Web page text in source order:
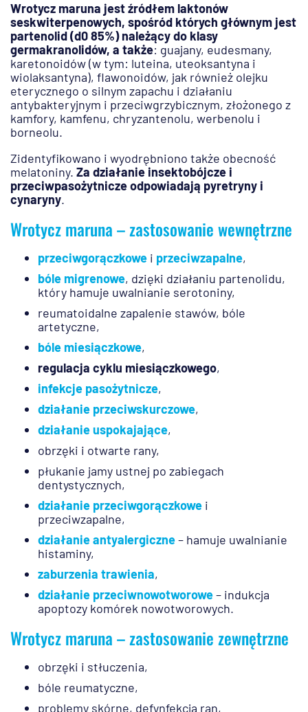
Wrotycz maruna jest źródłem laktonów
seskwiterpenowych, spośród których głównym jest
partenolid (d0 85%) należący do klasy
germakranolidów, a także: guajany, eudesmany,
karetonoidów (w tym: luteina, uteoksantyna i
wiolaksantyna), flawonoidów, jak również olejku
eterycznego o silnym zapachu i działaniu
antybakteryjnym i przeciwgrzybicznym, złożonego z
kamfory, kamfenu, chryzantenolu, werbenolu i
borneolu.
Zidentyfikowano i wyodrębniono także obecność
melatoniny. Za działanie insektobójcze i
przeciwpasożytnicze odpowiadają pyretryny i
cynaryny.
Wrotycz maruna – zastosowanie wewnętrzne
przeciwgorączkowe i przeciwzapalne,
bóle migrenowe, dzięki działaniu partenolidu,
który hamuje uwalnianie serotoniny,
reumatoidalne zapalenie stawów, bóle
artetyczne,
bóle miesiączkowe,
regulacja cyklu miesiączkowego,
infekcje pasożytnicze,
działanie przeciwskurczowe,
działanie uspokajające,
obrzęki i otwarte rany,
płukanie jamy ustnej po zabiegach
dentystycznych,
działanie przeciwgorączkowe i
przeciwzapalne,
działanie antyalergiczne– hamuje uwalnianie
histaminy,
zaburzenia trawienia,
działanie przeciwnowotworowe– indukcja
apoptozy komórek nowotworowych.
Wrotycz maruna – zastosowanie zewnętrzne
obrzęki i stłuczenia,
bóle reumatyczne,
problemy skórne, defynfekcja ran,